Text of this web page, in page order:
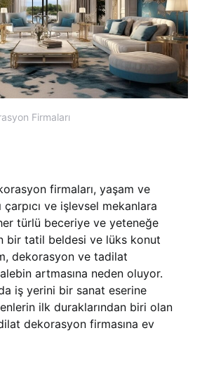
Firmaları
firmaları, yaşam ve
çarpıcı ve işlevsel mekanlara
türlü beceriye ve yeteneğe
bir tatil beldesi ve lüks konut
dekorasyon ve tadilat
artmasına neden oluyor.
iş yerini bir sanat eserine
ilk duraklarından biri olan
dekorasyon firmasına ev